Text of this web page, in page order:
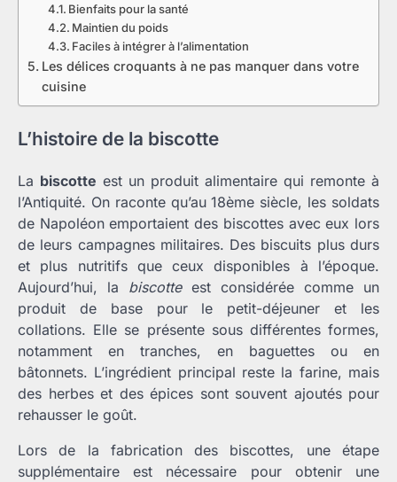
Bienfaits pour la santé
Maintien du poids
Faciles à intégrer à l’alimentation
Les délices croquants à ne pas manquer dans votre
cuisine
L’histoire de la biscotte
La biscotte est un produit alimentaire qui remonte à
l’Antiquité. On raconte qu’au 18ème siècle, les soldats
de Napoléon emportaient des biscottes avec eux lors
de leurs campagnes militaires. Des biscuits plus durs
et plus nutritifs que ceux disponibles à l’époque.
Aujourd’hui, la biscotteest considérée comme un
produit de base pour le petit-déjeuner et les
collations. Elle se présente sous différentes formes,
notamment en tranches, en baguettes ou en
bâtonnets. L’ingrédient principal reste la farine, mais
des herbes et des épices sont souvent ajoutés pour
rehausser le goût.
Lors de la fabrication des biscottes, une étape
supplémentaire est nécessaire pour obtenir une